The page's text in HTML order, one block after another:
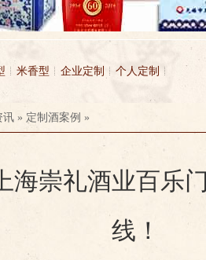
米香型 企业定制 个人定制
祁酒业
讯 » 定制酒案例 »
海崇礼酒业百乐
线！